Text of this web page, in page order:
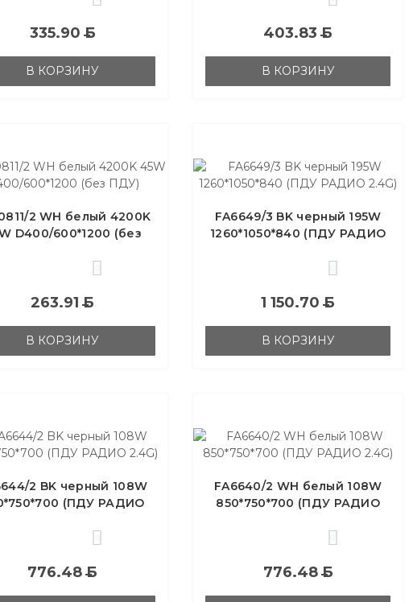
335.90Б
В КОРЗИНУ
403.83Б
В КОРЗИНУ
2 WH белый 4200K
D400/600*1200 (без
263.91Б
В КОРЗИНУ
FA6649/3 BK черный 195W
1260*1050*840 (ПДУ РАДИО
1 150.70Б
В КОРЗИНУ
2 BK черный 108W
(ПДУ РАДИО
776.48Б
FA6640/2 WH белый 108W
850*750*700 (ПДУ РАДИО
776.48Б